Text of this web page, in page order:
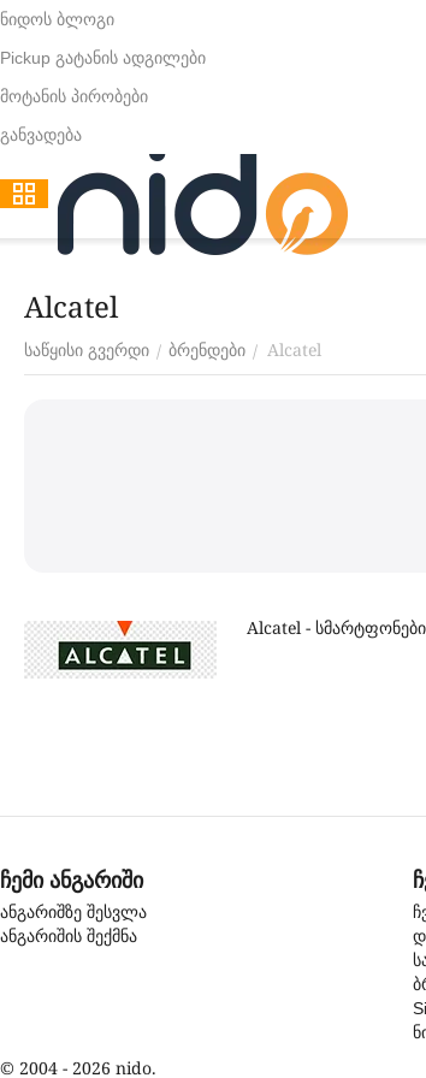
ნიდოს ბლოგი
Pickup გატანის ადგილები
მოტანის პირობები
განვადება
Alcatel
საწყისი გვერდი / ბრენდები / Alcatel
Alcatel -
ჩემი ანგარიში
ანგარიშზე შესვლა
ანგარიშის შექმნა
© 2004 - 2026 nido.